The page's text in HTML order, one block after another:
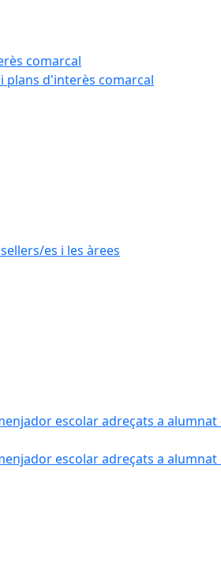
comarcal
plans d'interès comarcal
es i les àrees
escolar adreçats a
escolar adreçats a